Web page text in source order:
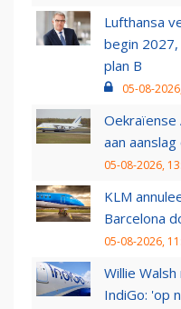
Lufthansa
begin
plan B
05-08-
aan
05-08-2026,
KLM
Barcelona
05-08-2026,
Willie
IndiGo: 'op